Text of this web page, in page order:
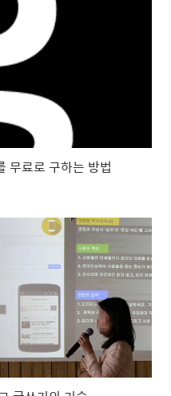
무료로 구하는 방법